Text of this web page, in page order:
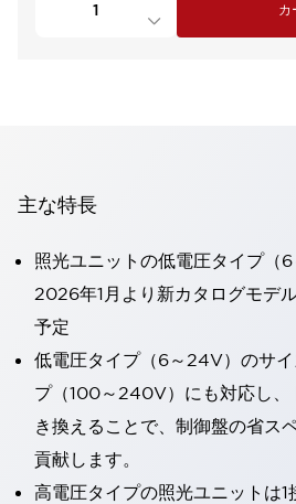
カ
主な特長
照光ユニットの低電圧タイプ（
2026年1月より新カタログモデ
予定
低電圧タイプ（6～24V）のサ
プ（100～240V）にも対応し、
き換えることで、制御盤の省ス
貢献します。
高電圧タイプの照光ユニットは